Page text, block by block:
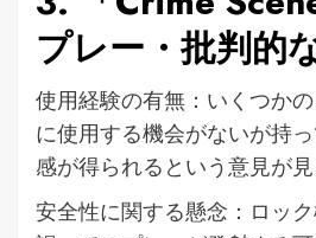
プレー・批判的
使用経験の有無：いくつか
に使用する機会がないが持
感が得られるという意見が見
安全性に関する懸念：ロック